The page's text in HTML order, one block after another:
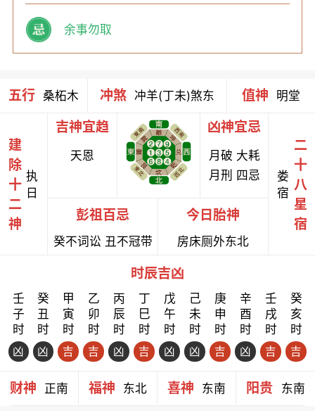
余事勿取
五行 桑柘木 冲煞 冲羊(丁未)煞东 值神 明堂
建
除
十
二
神
执
日
吉神宜趋
天恩
凶神宜忌
月破 大耗
月刑 四忌
彭祖百忌
癸不词讼 丑不冠带
今日胎神
房床厕外东北
娄
宿
二
十
八
星
宿
时辰吉凶
壬
子
时
凶
癸
丑
时
凶
甲
寅
时
吉
乙
卯
时
吉
丙
辰
时
凶
丁
巳
时
吉
戊
午
时
凶
己
未
时
凶
庚
申
时
吉
辛
酉
时
凶
壬
戌
时
吉
癸
亥
时
吉
财神 正南 福神 东北 喜神 东南 阳贵 东南